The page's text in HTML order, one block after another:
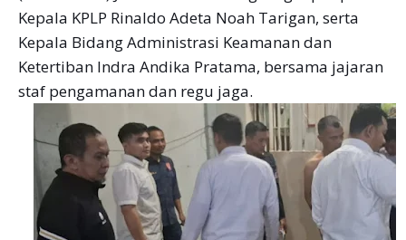
Kepala KPLP Rinaldo Adeta Noah Tarigan, serta
Kepala Bidang Administrasi Keamanan dan
Ketertiban Indra Andika Pratama, bersama jajaran
staf pengamanan dan regu jaga.